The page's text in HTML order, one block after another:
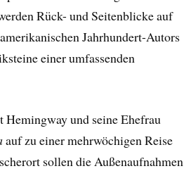
Rück- und Seitenblicke auf
Jahrhundert-Autors
einer umfassenden
Hemingway und seine Ehefrau
auf zu einer mehrwöchigen Reise
sollen die Außenaufnahmen